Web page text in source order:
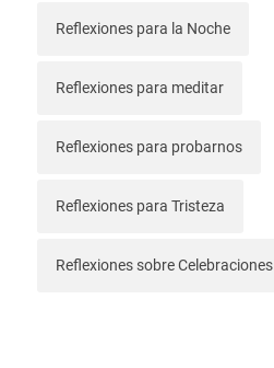
Reflexiones para la Noche
Reflexiones para meditar
Reflexiones para probarnos
Reflexiones para Tristeza
Reflexiones sobre Celebraciones